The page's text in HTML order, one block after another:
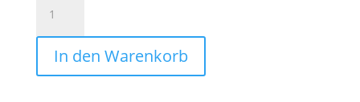
Handlettering
"Ich
pflege
ein
In den Warenkorb